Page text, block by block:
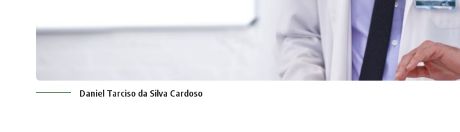
Daniel Tarciso da Silva Cardoso